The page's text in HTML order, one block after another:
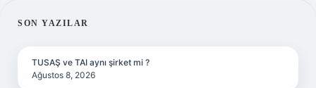
SIDEBAR
SON YAZILAR
TUSAŞ ve TAI aynı şirket mi ?
Ağustos 8, 2026